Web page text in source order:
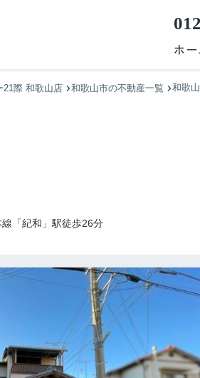
ホー
21際 和歌山店 和歌山市の不動産一覧 和歌
「紀和」駅徒歩26分